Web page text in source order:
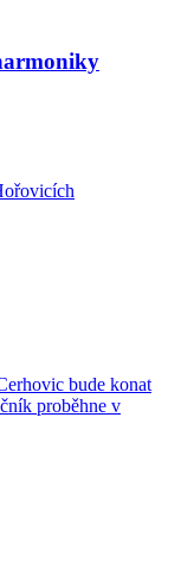
bude konat
proběhne v